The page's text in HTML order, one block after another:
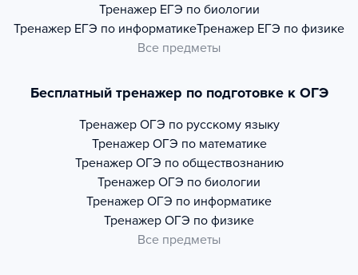
Тренажер ЕГЭ по биологии
Тренажер ЕГЭ по информатикеТренажер ЕГЭ по физике
Все предметы
Бесплатный тренажер по подготовке к ОГЭ
Тренажер ОГЭ по русскому языку
Тренажер ОГЭ по математике
Тренажер ОГЭ по обществознанию
Тренажер ОГЭ по биологии
Тренажер ОГЭ по информатике
Тренажер ОГЭ по физике
Все предметы